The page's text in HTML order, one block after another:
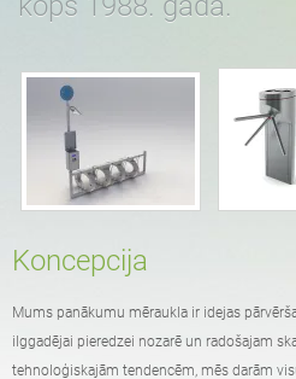
Atkritumu šķirošanas
tvertnes
Ziņojumi
Riteņbraukšanas zona
Sazinieties ar
Koncepcija
Mums panākumu mēraukla ir idejas
ilggadējai pieredzei nozarē un radošajam
tehnoloģiskajām tendencēm, mēs darām